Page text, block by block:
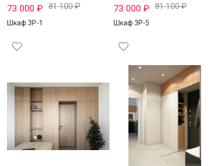
73 000 ₽ 81 100₽
Шкаф 3Р-1
73 000₽ 81 100₽
Шкаф 3Р-5